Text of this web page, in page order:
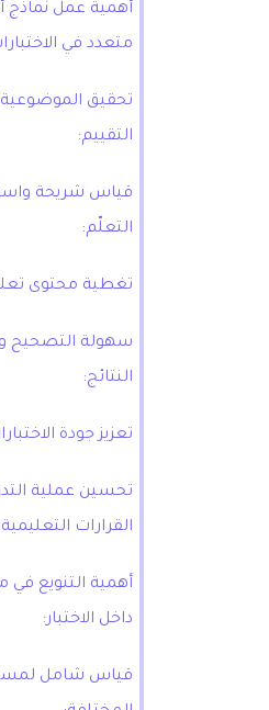
أهمية عمل نماذج
متعدد في
تحقيق الموضوعية
التقييم:
قياس شريحة
التعلّم:
تغطية محتوى
سهولة التصحيح
النتائج:
تعزيز جودة
تحسين عملية
القرارات التعليمية:
أهمية التنويع في
داخل الاختبار:
قياس شامل